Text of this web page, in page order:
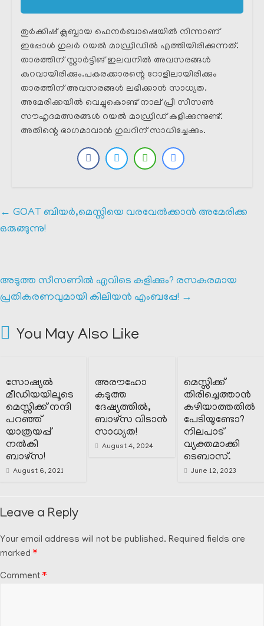
തുർക്കിഷ് ക്ലബ്ബായ ഫെനർബാഷെയിൽ നിന്നാണ്
ഇപ്പോൾ ഗുലർ റയൽ മാഡ്രിഡിൽ എത്തിയിരിക്കുന്നത്.
താരത്തിന് സ്റ്റാർട്ടിങ് ഇലവനിൽ അവസരങ്ങൾ
കുറവായിരിക്കും.പകരക്കാരന്റെ റോളിലായിരിക്കും
താരത്തിന് അവസരങ്ങൾ ലഭിക്കാൻ സാധ്യത.
അമേരിക്കയിൽ വെച്ചുകൊണ്ട് നാല് പ്രീ സീസൺ
സൗഹൃദമത്സരങ്ങൾ റയൽ മാഡ്രിഡ് കളിക്കുന്നുണ്ട്.
അതിന്റെ ഭാഗമാവാൻ ഗുലറിന് സാധിച്ചേക്കും.
← GOAT ബിയർ,മെസ്സിയെ വരവേൽക്കാൻ അമേരിക്ക
ഒരുങ്ങുന്നു!
അടുത്ത സീസണിൽ എവിടെ കളിക്കും? രസകരമായ
പ്രതികരണവുമായി കിലിയൻ എംബപ്പേ! →
You May Also Like
സോഷ്യൽ
മീഡിയയിലൂടെ
മെസ്സിക്ക് നന്ദി
പറഞ്ഞ്
യാത്രയപ്പ്
നൽകി
ബാഴ്സ!
August 6, 2021
അരൗഹോ
കടുത്ത
ദേഷ്യത്തിൽ,
ബാഴ്സ വിടാൻ
സാധ്യത!
August 4, 2024
മെസ്സിക്ക്
തിരിച്ചെത്താൻ
കഴിയാത്തതിൽ
പേടിയുണ്ടോ?
നിലപാട്
വ്യക്തമാക്കി
ടെബാസ്.
June 12, 2023
Leave a Reply
Your email address will not be published. Required fields are
marked *
Comment *